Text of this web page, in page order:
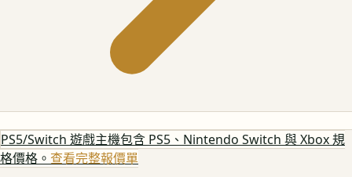
PS5/Switch 遊戲主機包含 PS5、Nintendo Switch 與 Xbox 規
格價格。 查看完整報價單